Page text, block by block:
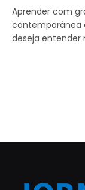
Aprender com
contemporânea
deseja entender